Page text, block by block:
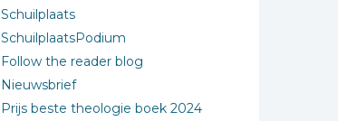
Schuilplaats
SchuilplaatsPodium
Follow the reader blog
Nieuwsbrief
Prijs beste theologie boek 2024